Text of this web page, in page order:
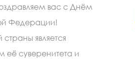
Ростовской
области
поздравили
жителей
с
Днём
Конституции
вас с Днём
Федерации!
является
суверенитета и